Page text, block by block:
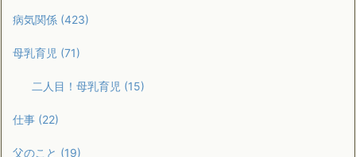
病気関係 (423)
母乳育児 (71)
二人目！母乳育児 (15)
仕事 (22)
父のこと (19)